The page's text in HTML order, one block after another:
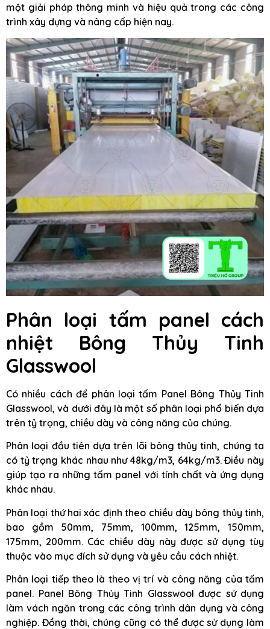
một giải pháp thông minh và hiệu quả trong các công
trình xây dựng và nâng cấp hiện nay.
Phân loại tấm panel cách
nhiệt Bông Thủy Tinh
Glasswool
Có nhiều cách để phân loại tấm Panel Bông Thủy Tinh
Glasswool, và dưới đây là một số phân loại phổ biến dựa
trên tỷ trọng, chiều dày và công năng của chúng.
Phân loại đầu tiên dựa trên lõi bông thủy tinh, chúng ta
có tỷ trọng khác nhau như 48kg/m3, 64kg/m3. Điều này
giúp tạo ra những tấm panel với tính chất và ứng dụng
khác nhau.
Phân loại thứ hai xác định theo chiều dày bông thủy tinh,
bao gồm 50mm, 75mm, 100mm, 125mm, 150mm,
175mm, 200mm. Các chiều dày này được sử dụng tùy
thuộc vào mục đích sử dụng và yêu cầu cách nhiệt.
Phân loại tiếp theo là theo vị trí và công năng của tấm
panel. Panel Bông Thủy Tinh Glasswool được sử dụng
làm vách ngăn trong các công trình dân dụng và công
nghiệp. Đồng thời, chúng cũng có thể được sử dụng làm